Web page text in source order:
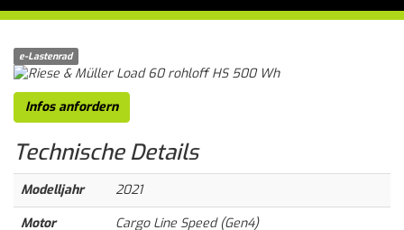
e-Lastenrad
Infos anfordern
TechnischeDetails
Modelljahr
2021
Motor
Cargo Line Speed (Gen4)